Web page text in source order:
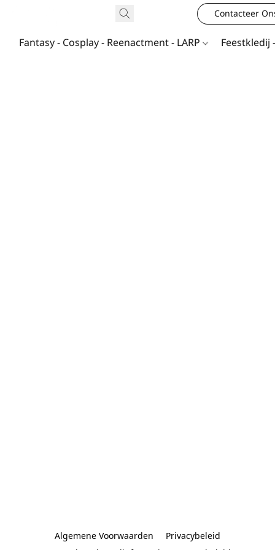
Contacteer
Fantasy - Cosplay - Reenactment - LARP Feestkledij
Algemene Voorwaarden
Privacybeleid